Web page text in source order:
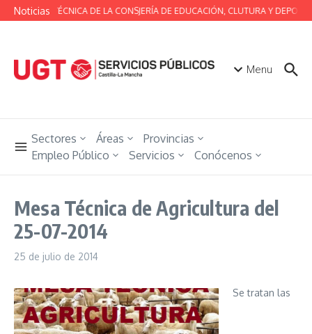
Saltar al contenido
Noticias
MESA TÉCNICA DE LA CONSJERÍA DE EDUCACIÓN, CLUTURA Y
Menu
Sectores Áreas
Provincias
Empleo Público
Servicios Conócenos
Mesa Técnica de Agricultura del
25-07-2014
25 de julio de 2014
Se tratan las